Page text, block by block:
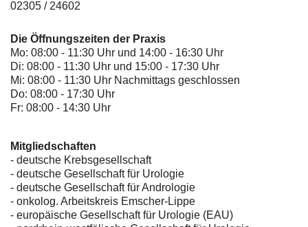
02305 / 24602
Die Öffnungszeiten der Praxis
Mo: 08:00 - 11:30 Uhr und 14:00 - 16:30 Uhr
Di: 08:00 - 11:30 Uhr und 15:00 - 17:30 Uhr
Mi: 08:00 - 11:30 Uhr Nachmittags geschlossen
Do: 08:00 - 17:30 Uhr
Fr: 08:00 - 14:30 Uhr
Mitgliedschaften
- deutsche Krebsgesellschaft
- deutsche Gesellschaft für Urologie
- deutsche Gesellschaft für Andrologie
- onkolog. Arbeitskreis Emscher-Lippe
- europäische Gesellschaft für Urologie (EAU)